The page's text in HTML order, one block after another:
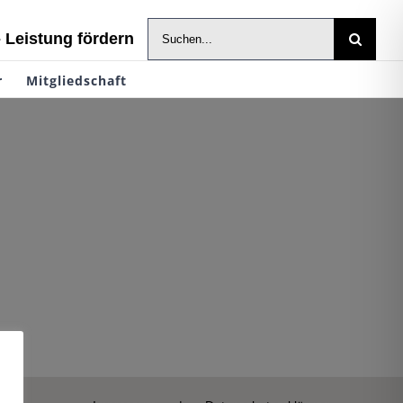
Leistung fördern
Suche
nach:
Mitgliedschaft